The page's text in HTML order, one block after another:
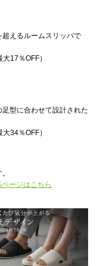
えるルームスリッパで
17％OFF）
型に合わせて設計された
34％OFF）
ージはこちら